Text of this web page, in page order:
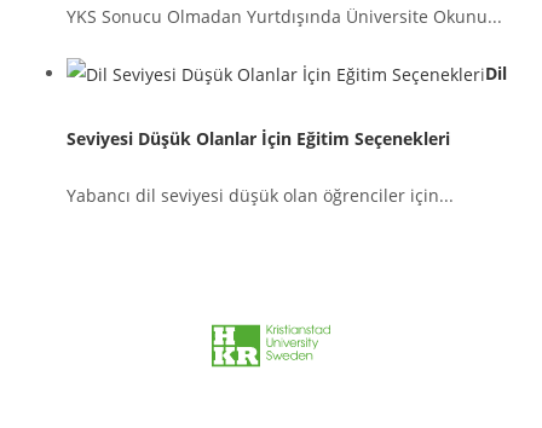
YKS Sonucu Olmadan Yurtdışında Üniversite Okunu...
Dil
Seviyesi Düşük Olanlar İçin Eğitim Seçenekleri
Yabancı dil seviyesi düşük olan öğrenciler için...